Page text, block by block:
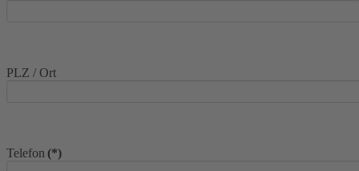
PLZ / Ort
Telefon (*)